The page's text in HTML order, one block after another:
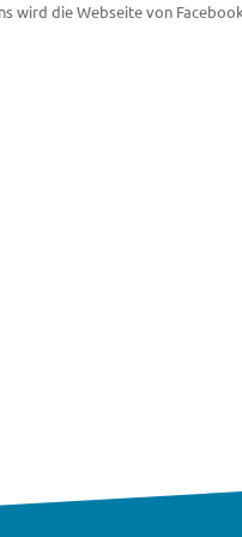
wird die Webseite von